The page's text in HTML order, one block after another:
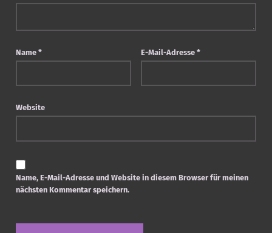
Name * E-Mail-Adresse *
Website
Name, E-Mail-Adresse und Website in diesem Browser für meinen
nächsten Kommentar speichern.